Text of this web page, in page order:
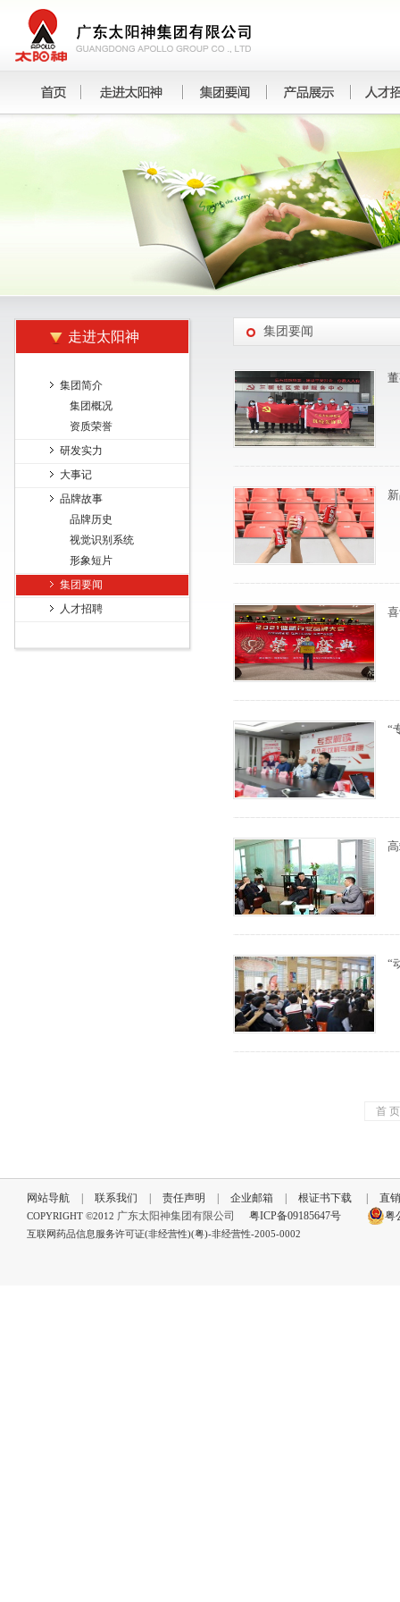
走进太阳神
集团简介
集团概况
资质荣誉
研发实力
大事记
品牌故事
品牌历史
视觉识别系统
形象短片
集团要闻
人才招聘
集团要闻
“
“
首
网站导航 联系我们 责任声明 企业邮箱 根证书下载 直
COPYRIGHT ©2012 广东太阳神集团有限公司 粤ICP备09185647号 粤
互联网药品信息服务许可证(非经营性)(粤)-非经营性-2005-0002